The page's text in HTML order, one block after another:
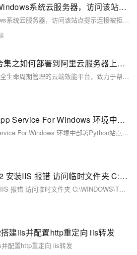
将网站迁移到阿里云Windows系统云服务器，访问该站点提示连接被拒绝，如何处理？
将网站迁移到阿里云Windows系统云服务器，访问该站点提示连接被拒绝，如何处理？
阿里云云效产品使用合集之如何部署到阿里云服务器上的 Windows Server 上的 IIS
云效作为一款全面覆盖研发全生命周期管理的云端效能平台，致力于帮助企业实现高效协同、敏捷研发和持续交付。本合集收集整理了用户在使用云效过程中遇到的常见问题，问题涉及项目创建与管理、需求规划与迭代、代码托管与版本控制、自动化测试、持续集成与发布等方面。
【Azure 应用服务】App Service For Windows 环境中部署Python站点后，如何继续访问静态资源文件呢（Serving Static Files）？
【Azure 应用服务】App Service For Windows 环境中部署Python站点后，如何继续访问静态资源文件呢（Serving Static Files）？
Windows Server 2022 安装IIS 报错 访问临时文件夹 C:\WINDOWS\TEMP\3C 读取/写入权限 错误: 0x80070005
Windows Server 2022 安装IIS 报错 访问临时文件夹 C:\WINDOWS\TEMP\3C 读取/写入权限 错误: 0x80070005
建iis并配置http重定向 iis转发
配置http重定向 iis转发